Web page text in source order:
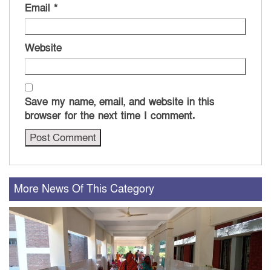
Email *
Website
Save my name, email, and website in this
browser for the next time I comment.
More News Of This Category